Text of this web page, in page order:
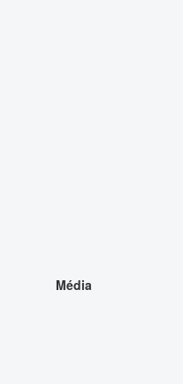
Média